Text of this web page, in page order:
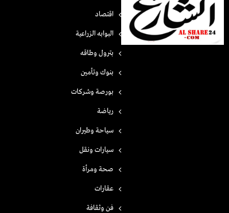
اقتصاد
البوابه الزراعية
بترول وطاقه
بنوك وتأمين
بورصة وشركات
رياضة
سياحة وطيران
سيارات ونقل
صحة ومرأة
عقارات
فن وثقافة